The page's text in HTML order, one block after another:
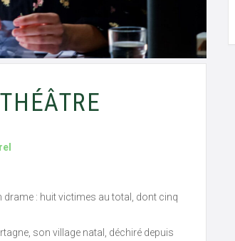
: huit victimes au total, dont cinq
son village natal, déchiré depuis